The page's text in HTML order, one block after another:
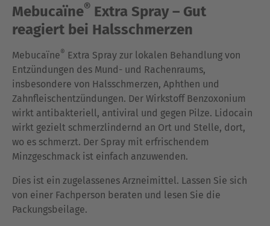
Mebucaïne® Extra Spray – Gut
reagiert bei Halsschmerzen
Mebucaïne® Extra Spray zur lokalen Behandlung von
Entzündungen des Mund- und Rachenraums,
insbesondere von Halsschmerzen, Aphthen und
Zahnfleischentzündungen. Der Wirkstoff Benzoxonium
wirkt antibakteriell, antiviral und gegen Pilze. Lidocain
wirkt gezielt schmerzlindernd an Ort und Stelle, dort,
wo es schmerzt. Der Spray mit erfrischendem
Minzgeschmack ist einfach anzuwenden.
Dies ist ein zugelassenes Arzneimittel. Lassen Sie sich
von einer Fachperson beraten und lesen Sie die
Packungsbeilage.